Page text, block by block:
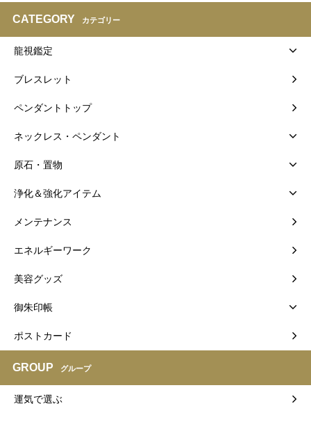
CATEGORY カテゴリー
龍視鑑定
ブレスレット
ペンダントトップ
ネックレス・ペンダント
原石・置物
浄化＆強化アイテム
メンテナンス
エネルギーワーク
美容グッズ
御朱印帳
ポストカード
GROUP グループ
運気で選ぶ